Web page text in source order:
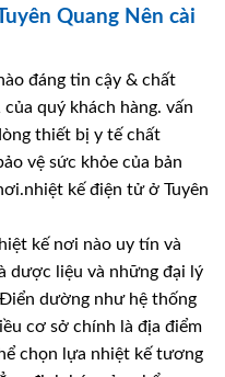
Quang Nên cài
đáng tin cậy & chất
quý khách hàng. vấn
thiết bị y tế chất
vệ sức khỏe của bản
kế điện tử ở Tuyên
kế nơi nào uy tín và
dược liệu và những đại lý
dường như hệ thống
cơ sở chính là địa điểm
chọn lựa nhiệt kế tương